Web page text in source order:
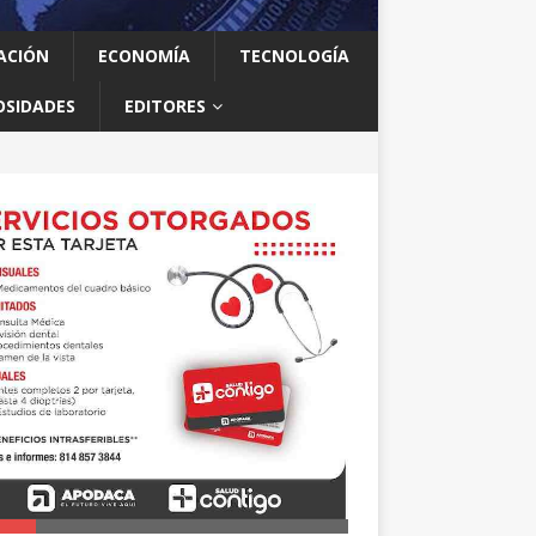
ECONOMÍA TECNOLOGÍA
EDITORES